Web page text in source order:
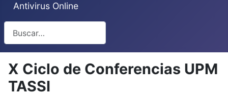
Antivirus Online
X Ciclo de Conferencias UPM
TASSI